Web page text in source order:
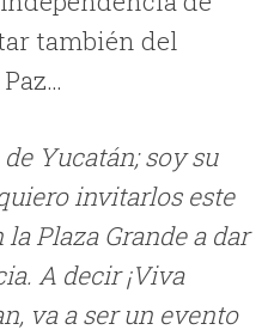
también del
Yucatán; soy su
invitarlos este
Plaza Grande a dar
A decir ¡Viva
va a ser un evento